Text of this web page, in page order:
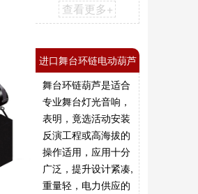
查看更多+
进口舞台环链电动葫芦
舞台环链葫芦是适合
专业舞台灯光音响，
表明，竟选活动安装
反演工程或高海拔的
操作适用，应用十分
广泛，提升设计紧凑,
重量轻，电力供应的